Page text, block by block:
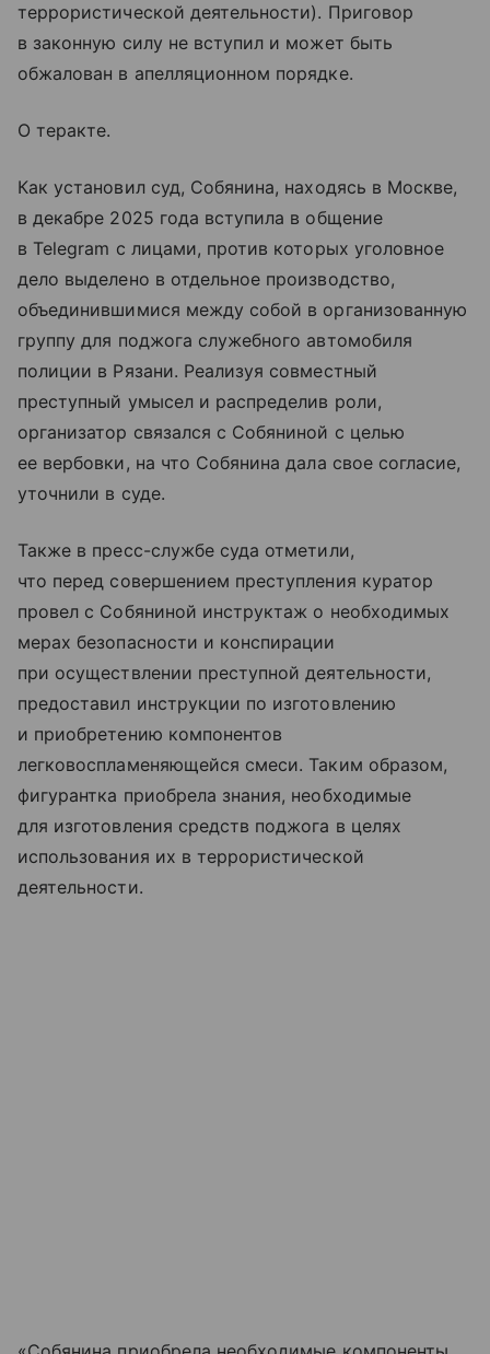
террористической деятельности). Приговор
в законную силу не вступил и может быть
обжалован в апелляционном порядке.
О теракте.
Как установил суд, Собянина, находясь в Москве,
в декабре 2025 года вступила в общение
в Telegram с лицами, против которых уголовное
дело выделено в отдельное производство,
объединившимися между собой в организованную
группу для поджога служебного автомобиля
полиции в Рязани. Реализуя совместный
преступный умысел и распределив роли,
организатор связался с Собяниной с целью
ее вербовки, на что Собянина дала свое согласие,
уточнили в суде.
Также в пресс-службе суда отметили,
что перед совершением преступления куратор
провел с Собяниной инструктаж о необходимых
мерах безопасности и конспирации
при осуществлении преступной деятельности,
предоставил инструкции по изготовлению
и приобретению компонентов
легковоспламеняющейся смеси. Таким образом,
фигурантка приобрела знания, необходимые
для изготовления средств поджога в целях
использования их в террористической
деятельности.